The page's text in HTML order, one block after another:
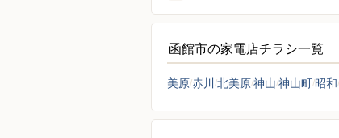
函館市の家電店チラシ一覧
美原赤川 北美原神山 神山町 昭和